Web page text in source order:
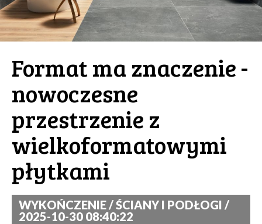
Format ma znaczenie -
nowoczesne
przestrzenie z
wielkoformatowymi
płytkami
WYKOŃCZENIE / ŚCIANY I PODŁOGI /
2025-10-30 08:40:22